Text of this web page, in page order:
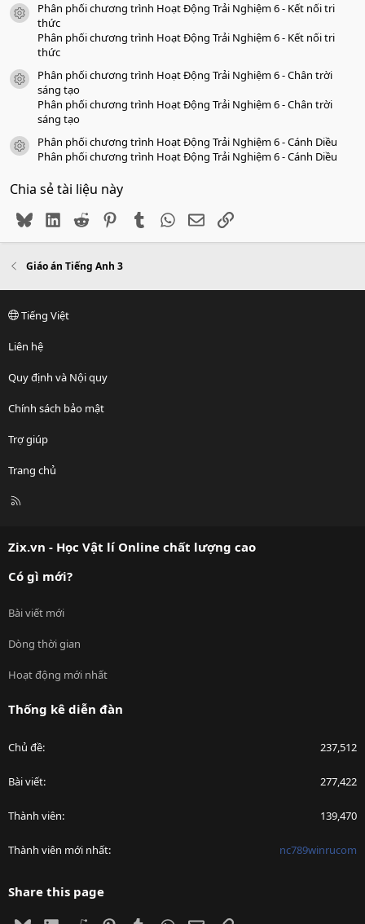
icon tài liệu
Phân phối chương trình Hoạt Động Trải Nghiệm 6 - Kết nối tri
thức
Phân phối chương trình Hoạt Động Trải Nghiệm 6 - Kết nối tri
thức
icon tài liệu
Phân phối chương trình Hoạt Động Trải Nghiệm 6 - Chân trời
sáng tạo
Phân phối chương trình Hoạt Động Trải Nghiệm 6 - Chân trời
sáng tạo
icon tài liệu
Phân phối chương trình Hoạt Động Trải Nghiệm 6 - Cánh Diều
Phân phối chương trình Hoạt Động Trải Nghiệm 6 - Cánh Diều
Chia sẻ tài liệu này
BlueskyLinkedIn
Reddit PinterestTumblr WhatsApp
EmailLink
Giáo án Tiếng Anh 3
Tiếng Việt
Liên hệ
Quy định và Nội quy
Chính sách bảo mật
Trợ giúp
Trang chủ
R
Zix.vn - Học Vật lí Online chất lượng cao
Có gì mới?
Bài viết mới
Dòng thời gian
Hoạt động mới nhất
Thống kê diễn đàn
Chủ đề 237,512
Bài viết 277,422
Thành viên 139,470
Thành viên mới nhất nc789winrucom
Share this page